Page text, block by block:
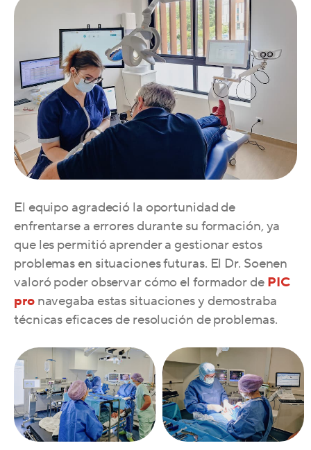
El equipo agradeció la oportunidad de
enfrentarse a errores durante su formación, ya
que les permitió aprender a gestionar estos
problemas en situaciones futuras. El Dr. Soenen
valoró poder observar cómo el formador de PIC
pronavegaba estas situaciones y demostraba
técnicas eficaces de resolución de problemas.